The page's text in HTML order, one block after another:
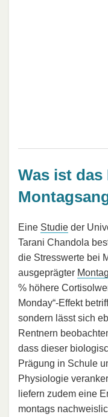
Was ist das
Eine Studie der
Tarani Chandola
die Stresswerte bei
ausgeprägter
% höhere
Monday“-Effekt
sondern lässt sich
Rentnern
dass dieser
Prägung in Schule
Physiologie
liefern zudem eine
montags